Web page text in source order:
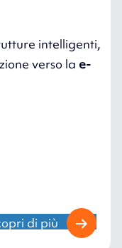
intelligenti,
verso la e-
di più